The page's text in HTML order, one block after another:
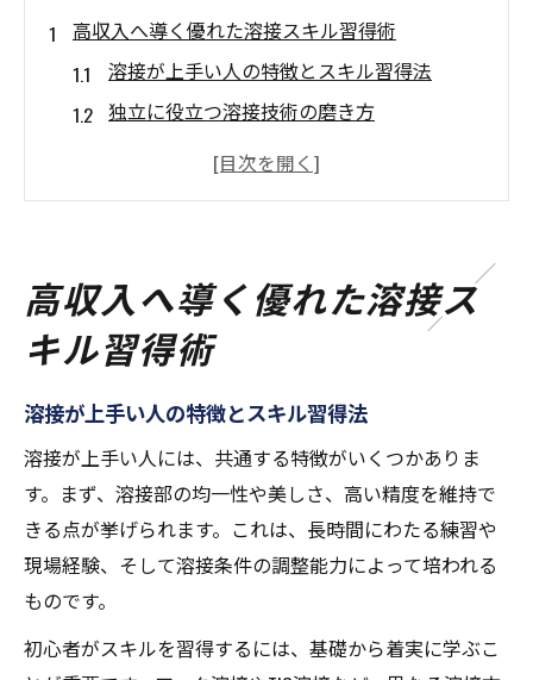
高収入へ導く優れた溶接スキル習得術
溶接が上手い人の特徴とスキル習得法
独立に役立つ溶接技術の磨き方
溶接で年収アップを目指す現実的戦略
溶接で目指す全国トップの特徴と工夫
全国トップ溶接工の特徴と日々の工夫
TIG溶接や肉盛り溶接で差をつけるコツ
硬化肉盛溶接を極めた溶接工の思考法
溶接で評価される美しいビード形成技術
現場で活かすTIG溶接の極意とは
現場で活きる溶接のビード形成術
溶接の安定性を高めるTIGの使い方
高収入へ導く優れた溶接ス
キル習得術
溶接が上手い人の特徴とスキル習得法
溶接が上手い人には、共通する特徴がいくつかありま
す。まず、溶接部の均一性や美しさ、高い精度を維持で
きる点が挙げられます。これは、長時間にわたる練習や
現場経験、そして溶接条件の調整能力によって培われる
ものです。
初心者がスキルを習得するには、基礎から着実に学ぶこ